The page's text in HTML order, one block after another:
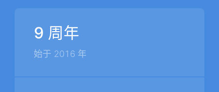
9 周年
始于 2016 年